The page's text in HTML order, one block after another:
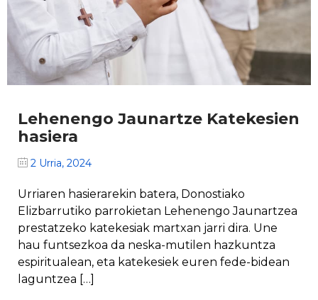
Lehenengo Jaunartze Katekesien
hasiera
2 Urria, 2024
Urriaren hasierarekin batera, Donostiako
Elizbarrutiko parrokietan Lehenengo Jaunartzea
prestatzeko katekesiak martxan jarri dira. Une
hau funtsezkoa da neska-mutilen hazkuntza
espiritualean, eta katekesiek euren fede-bidean
laguntzea […]